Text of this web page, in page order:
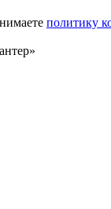
политику